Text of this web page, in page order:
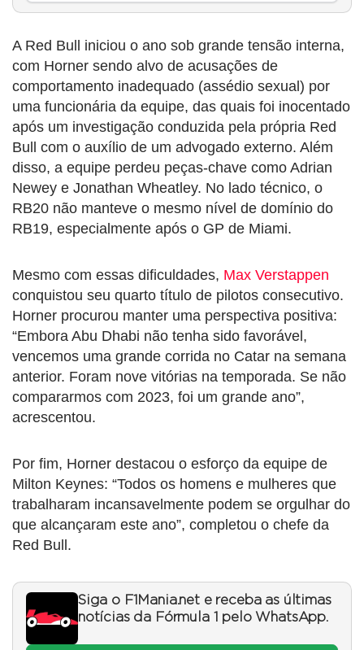
A Red Bull iniciou o ano sob grande tensão interna,
com Horner sendo alvo de acusações de
comportamento inadequado (assédio sexual) por
uma funcionária da equipe, das quais foi inocentado
após um investigação conduzida pela própria Red
Bull com o auxílio de um advogado externo. Além
disso, a equipe perdeu peças-chave como Adrian
Newey e Jonathan Wheatley. No lado técnico, o
RB20 não manteve o mesmo nível de domínio do
RB19, especialmente após o GP de Miami.
Mesmo com essas dificuldades, Max Verstappen
conquistou seu quarto título de pilotos consecutivo.
Horner procurou manter uma perspectiva positiva:
“Embora Abu Dhabi não tenha sido favorável,
vencemos uma grande corrida no Catar na semana
anterior. Foram nove vitórias na temporada. Se não
compararmos com 2023, foi um grande ano”,
acrescentou.
Por fim, Horner destacou o esforço da equipe de
Milton Keynes: “Todos os homens e mulheres que
trabalharam incansavelmente podem se orgulhar do
que alcançaram este ano”, completou o chefe da
Red Bull.
Siga o F1Mania.net e receba as últimas
notícias da Fórmula 1 pelo WhatsApp.